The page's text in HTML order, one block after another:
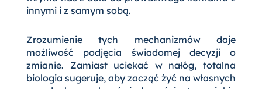
innymi i z samym sobą.
Zrozumienie tych mechanizmów daje
możliwość podjęcia świadomej decyzji o
zmianie. Zamiast uciekać w nałóg, totalna
biologia sugeruje, aby zacząć żyć na własnych